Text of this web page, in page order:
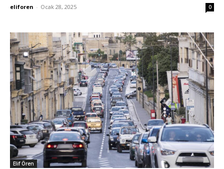
eliforen - Ocak 28, 2025 0
Elif Ören